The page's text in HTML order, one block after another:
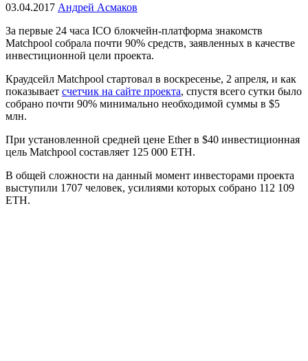
03.04.2017 Андрей Асмаков
За первые 24 часа ICO блокчейн-платформа знакомств
Matchpool собрала почти 90% средств, заявленных в качестве
инвестиционной цели проекта.
Краудсейл Matchpool стартовал в воскресенье, 2 апреля, и как
показывает счетчик на сайте проекта, спустя всего сутки было
собрано почти 90% минимально необходимой суммы в $5
млн.
При установленной средней цене Ether в $40 инвестиционная
цель Matchpool составляет 125 000 ETH.
В общей сложности на данный момент инвесторами проекта
выступили 1707 человек, усилиями которых собрано 112 109
ETH.